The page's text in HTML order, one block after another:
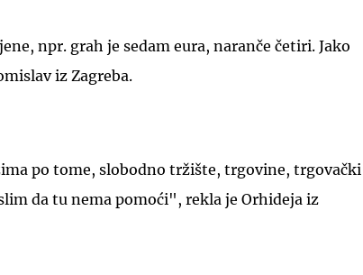
npr. grah je sedam eura, naranče četiri. Jako
iz Zagreba.
po tome, slobodno tržište, trgovine, trgovački
da tu nema pomoći", rekla je Orhideja iz